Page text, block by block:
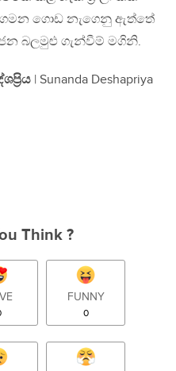
ගමන ගොඩ නැගෙනු ඇත්තේ
බලමුළු ගැන්වීම් මගිනි.
| Sunanda Deshapriya
Think ?
FUNNY
0